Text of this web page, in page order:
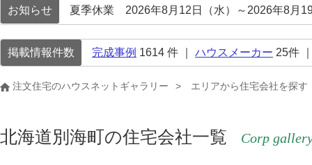
お知らせ 夏季休業 2026年8月12日（水）～2026年8月
掲載情報件数 完成事例 1614 件 ｜ ハウスメーカー 25件
注文住宅のハウスネットギャラリー エリアから住宅会社を探す
北海道別海町の住宅会社一覧 Corp